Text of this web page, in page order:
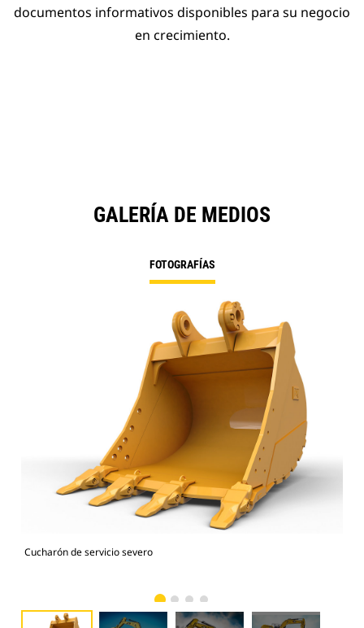
documentos informativos disponibles para su negocio
en crecimiento.
GALERÍA DE MEDIOS
FOTOGRAFÍAS
Cucharón de servicio severo